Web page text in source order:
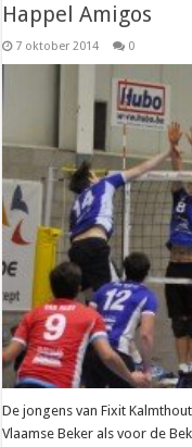
Happel Amigos
7 oktober 2014 0
De jongens van Fixit
Vlaamse Beker als voor de